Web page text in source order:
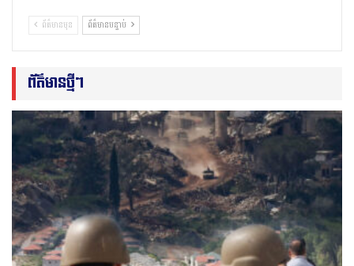
ព័ត៌មានមុន ព័ត៌មានបន្ទាប់
ព័ត៌មានថ្មីៗ